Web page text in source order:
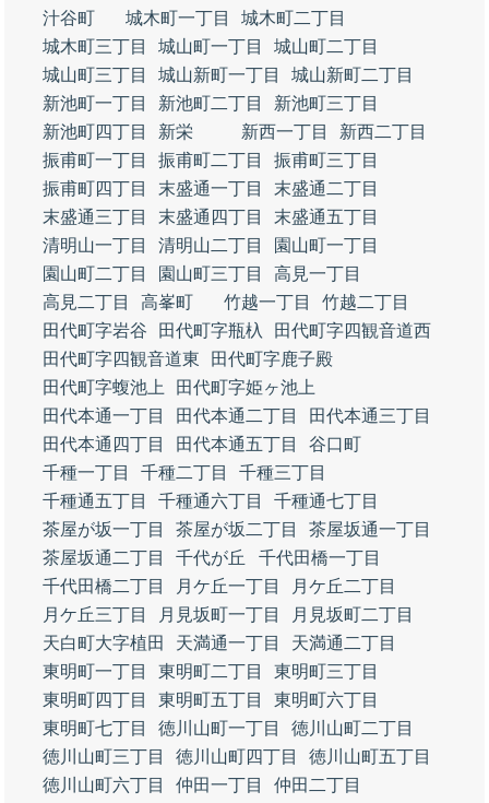
汁谷町
城木町一丁目
城木町二丁目
城木町三丁目
城山町一丁目
城山町二丁目
城山町三丁目
城山新町一丁目
城山新町二丁目
新池町一丁目
新池町二丁目
新池町三丁目
新池町四丁目
新栄 新西一丁目
新西二丁目
振甫町一丁目
振甫町二丁目
振甫町三丁目
振甫町四丁目
末盛通一丁目
末盛通二丁目
末盛通三丁目
末盛通四丁目
末盛通五丁目
清明山一丁目
清明山二丁目
園山町一丁目
園山町二丁目
園山町三丁目
高見一丁目
高見二丁目
高峯町 竹越一丁目
竹越二丁目
田代町字岩谷
田代町字瓶杁
田代町字四観音道西
田代町字四観音道東
田代町字鹿子殿
田代町字蝮池上
田代町字姫ヶ池上
田代本通一丁目
田代本通二丁目
田代本通三丁目
田代本通四丁目
田代本通五丁目
谷口町
千種一丁目
千種二丁目
千種三丁目
千種通五丁目
千種通六丁目
千種通七丁目
茶屋が坂一丁目
茶屋が坂二丁目
茶屋坂通一丁目
茶屋坂通二丁目
千代が丘
千代田橋一丁目
千代田橋二丁目
月ケ丘一丁目
月ケ丘二丁目
月ケ丘三丁目
月見坂町一丁目
月見坂町二丁目
天白町大字植田
天満通一丁目
天満通二丁目
東明町一丁目
東明町二丁目
東明町三丁目
東明町四丁目
東明町五丁目
東明町六丁目
東明町七丁目
徳川山町一丁目
徳川山町二丁目
徳川山町三丁目
徳川山町四丁目
徳川山町五丁目
徳川山町六丁目
仲田一丁目
仲田二丁目